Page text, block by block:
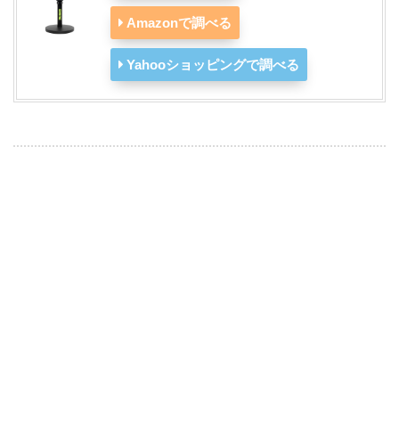
Amazonで調べる
Yahooショッピングで調べる